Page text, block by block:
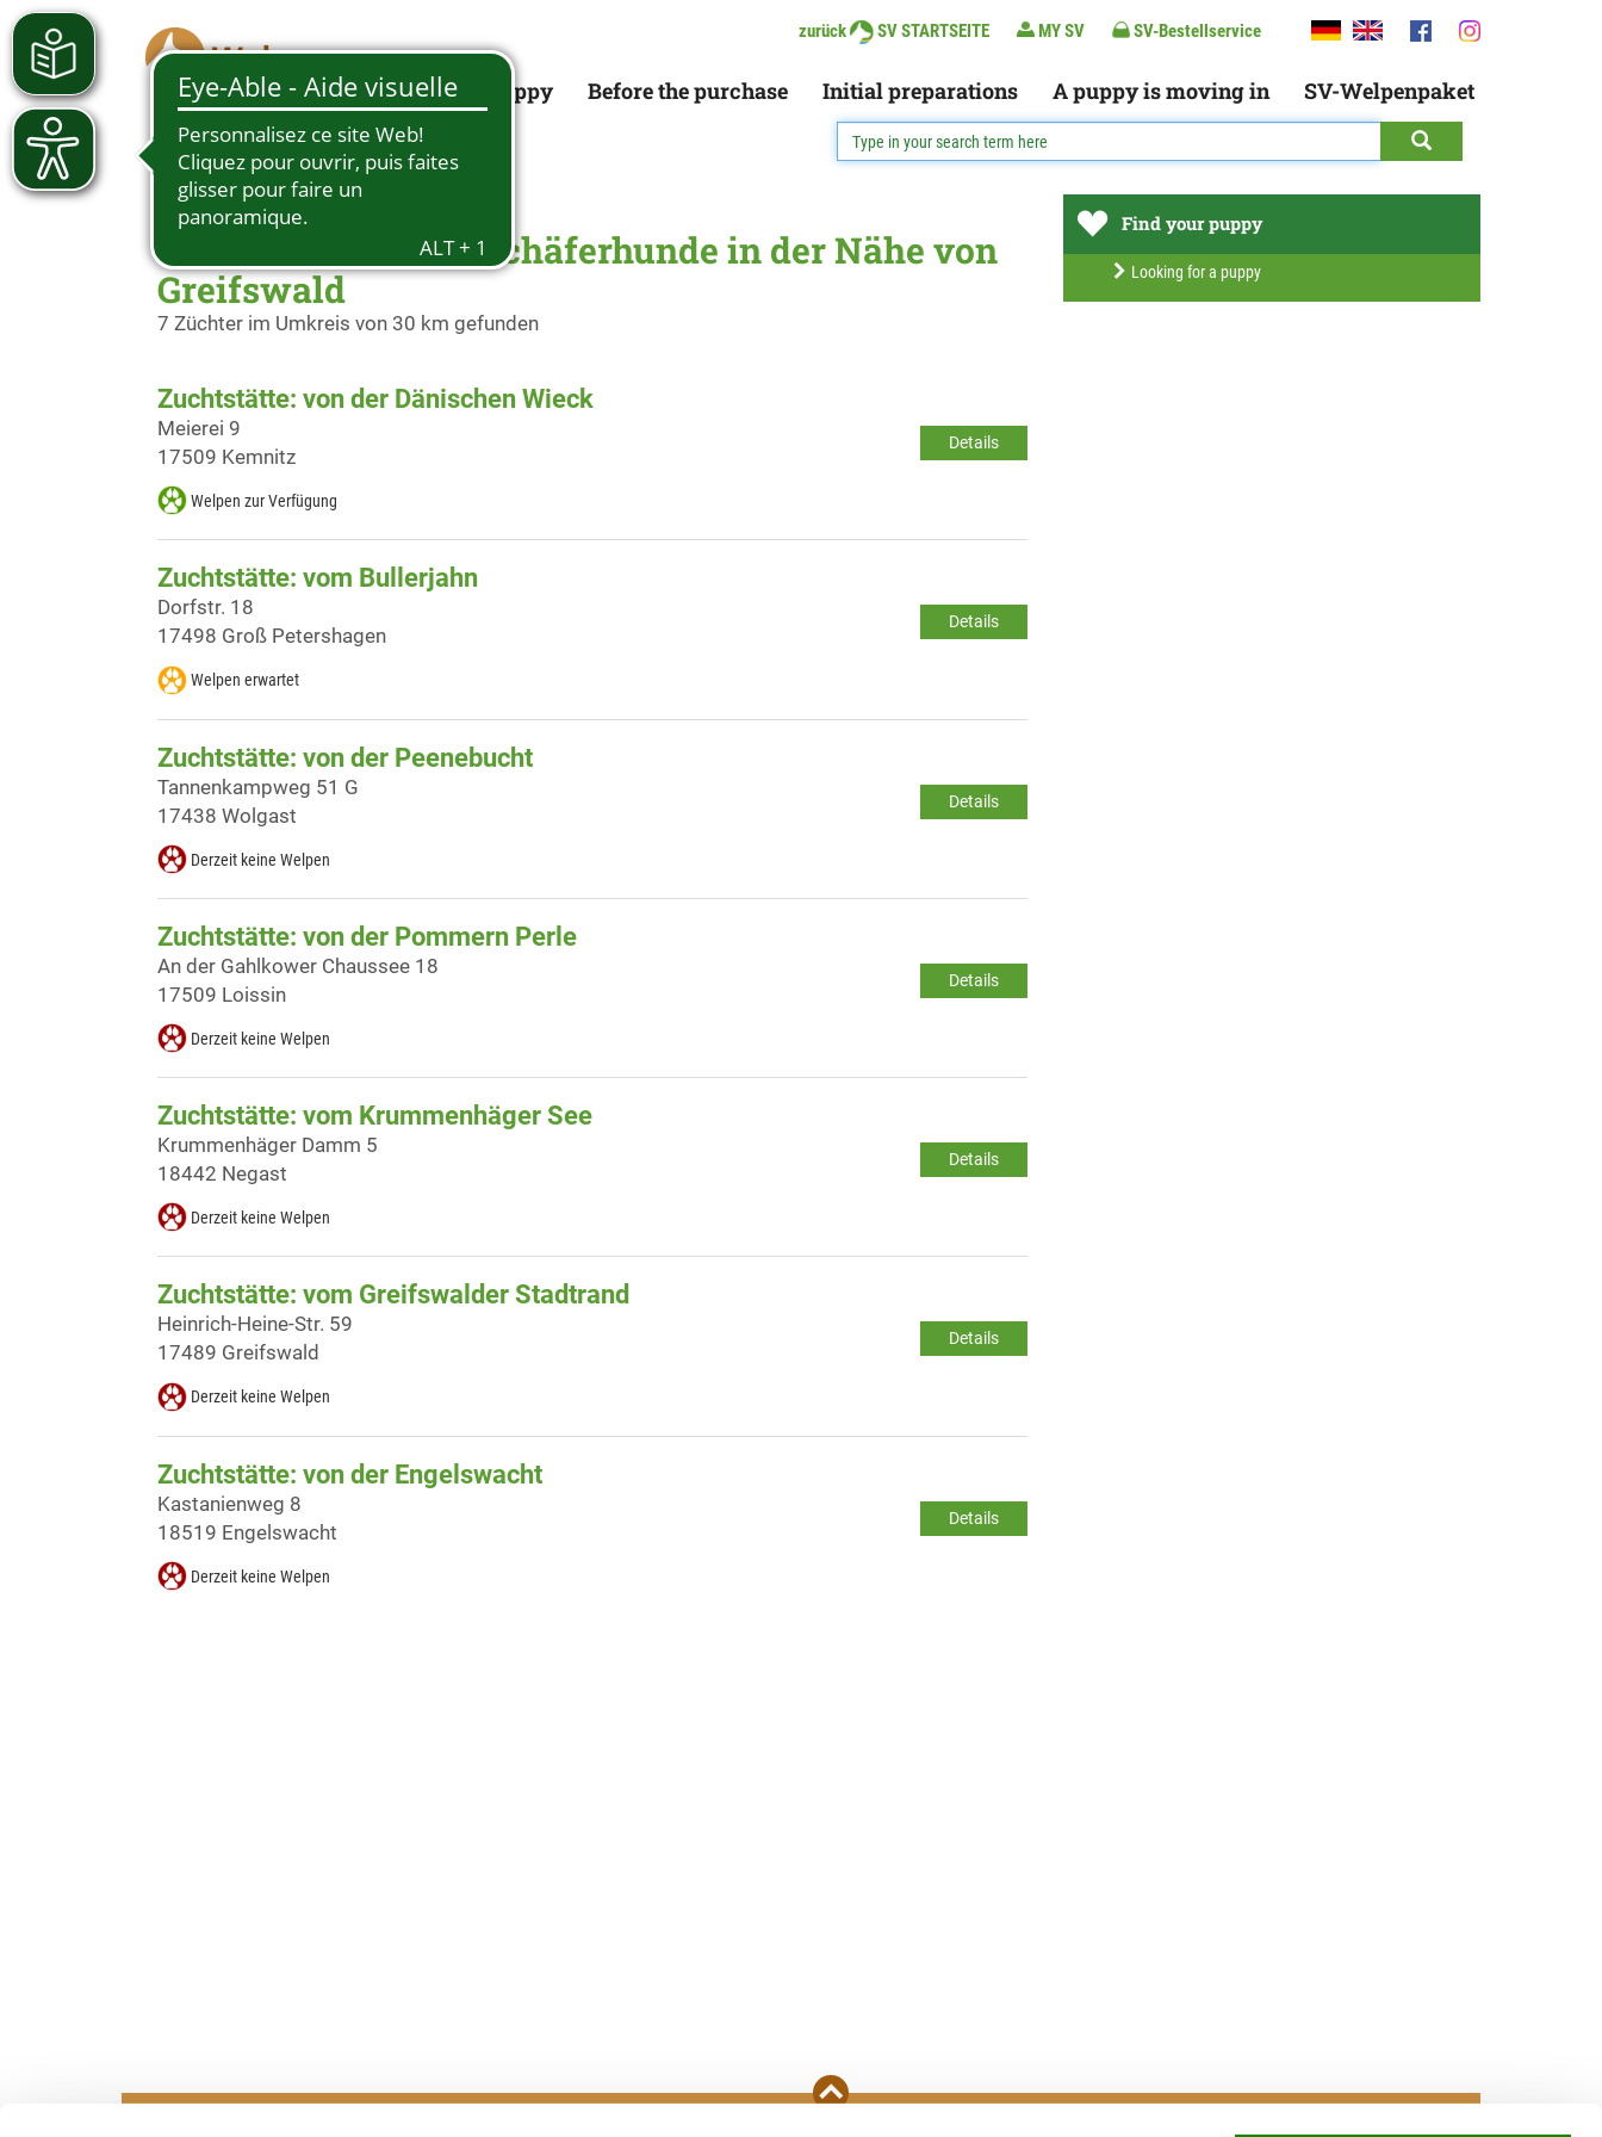
zurück SV STARTSEITE MY SV SV-Bestellservice
Looking for a puppy Before the purchase Initial preparations A puppy is moving in SV-Welpenpaket
Züchter Deutscher Schäferhunde in der Nähe von
Greifswald
7 Züchter im Umkreis von 30 km gefunden
Zuchtstätte: von der Dänischen Wieck
Details
Meierei 9
17509 Kemnitz
Welpen zur Verfügung
Zuchtstätte: vom Bullerjahn
Details
Dorfstr. 18
17498 Groß Petershagen
Welpen erwartet
Zuchtstätte: von der Peenebucht
Details
Tannenkampweg 51 G
17438 Wolgast
Derzeit keine Welpen
Zuchtstätte: von der Pommern Perle
Details
An der Gahlkower Chaussee 18
17509 Loissin
Derzeit keine Welpen
Zuchtstätte: vom Krummenhäger See
Details
Krummenhäger Damm 5
18442 Negast
Derzeit keine Welpen
Zuchtstätte: vom Greifswalder Stadtrand
Details
Heinrich-Heine-Str. 59
17489 Greifswald
Derzeit keine Welpen
Zuchtstätte: von der Engelswacht
Details
Kastanienweg 8
18519 Engelswacht
Derzeit keine Welpen
Find your puppy
Looking for a puppy